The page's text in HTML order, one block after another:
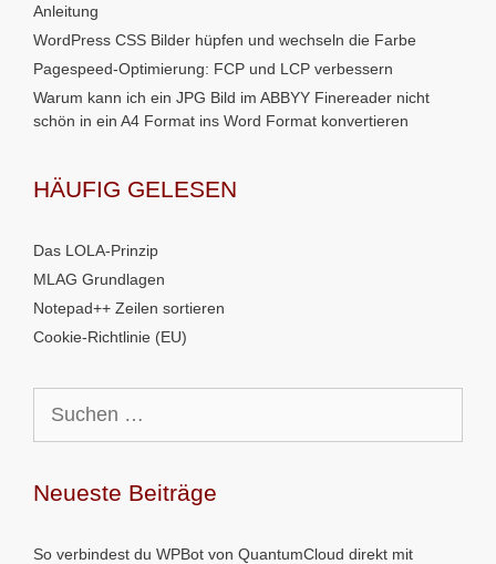
Anleitung
WordPress CSS Bilder hüpfen und wechseln die Farbe
Pagespeed-Optimierung: FCP und LCP verbessern
Warum kann ich ein JPG Bild im ABBYY Finereader nicht
schön in ein A4 Format ins Word Format konvertieren
HÄUFIG GELESEN
Das LOLA-Prinzip
MLAG Grundlagen
Notepad++ Zeilen sortieren
Cookie-Richtlinie (EU)
nach:
Neueste Beiträge
So verbindest du WPBot von QuantumCloud direkt mit